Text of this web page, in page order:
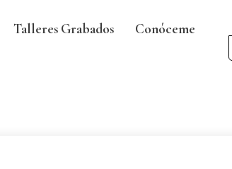
Talleres Grabados Conóceme